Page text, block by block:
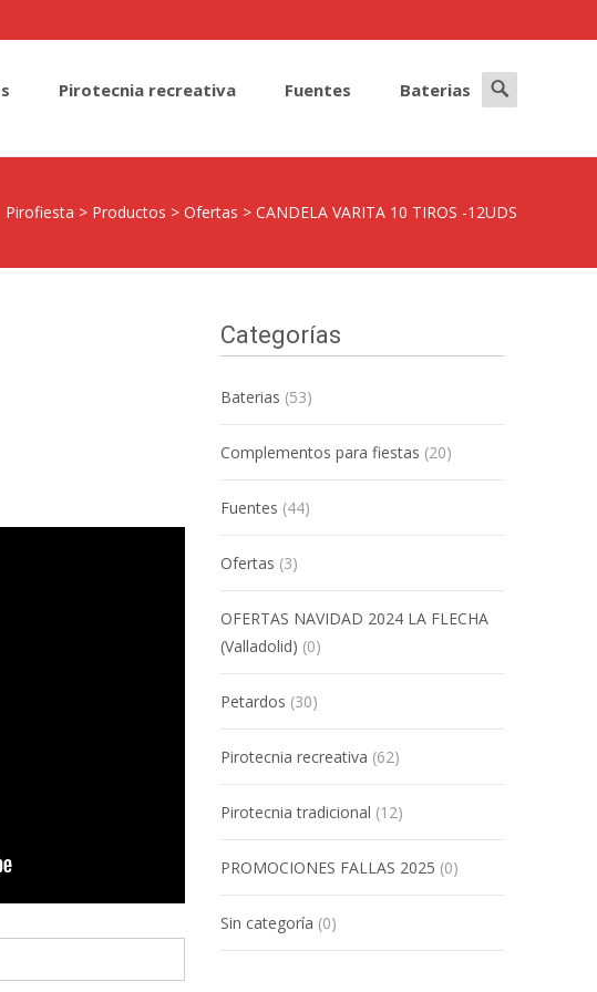
Pirotecnia recreativa Fuentes Baterias
Search
for:
Pirofiesta > Productos > Ofertas > CANDELA VARITA 10 TIROS -12UDS
Categorías
Baterias (53)
Complementos para fiestas (20)
Fuentes (44)
Ofertas (3)
OFERTAS NAVIDAD 2024 LA FLECHA
(Valladolid) (0)
Petardos (30)
Pirotecnia recreativa (62)
Pirotecnia tradicional (12)
PROMOCIONES FALLAS 2025 (0)
Sin categoría (0)